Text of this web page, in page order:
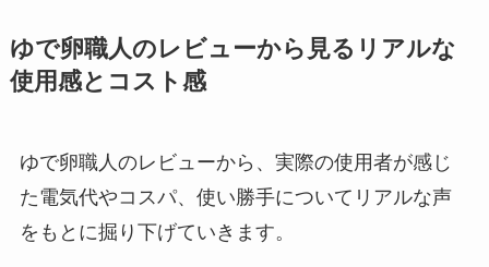
ゆで卵職人のレビューから見るリアルな
使用感とコスト感
ゆで卵職人のレビューから、実際の使用者が感じ
た電気代やコスパ、使い勝手についてリアルな声
をもとに掘り下げていきます。